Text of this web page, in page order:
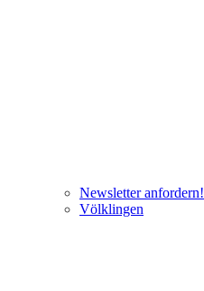
Newsletter anfordern!
Völklingen